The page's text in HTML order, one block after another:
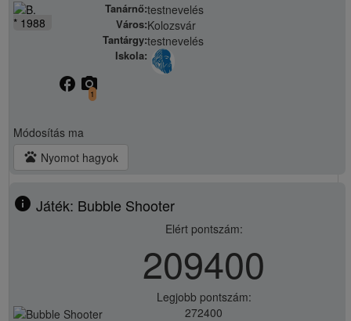
* 1988
Tanárnő:testnevelés
Város:Kolozsvár
Tantárgy:testnevelés
Iskola:
facebook camera_alt
1
Módosítás ma
pets Nyomot hagyok
info Játék: Bubble Shooter
Elért pontszám:
209400
Legjobb pontszám:
272400